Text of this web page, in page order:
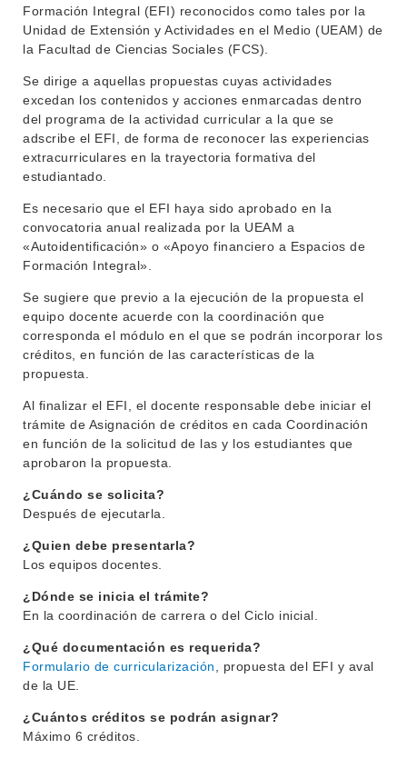
Formación Integral (EFI) reconocidos como tales por la
Unidad de Extensión y Actividades en el Medio (UEAM) de
la Facultad de Ciencias Sociales (FCS).
Se dirige a aquellas propuestas cuyas actividades
excedan los contenidos y acciones enmarcadas dentro
del programa de la actividad curricular a la que se
adscribe el EFI, de forma de reconocer las experiencias
extracurriculares en la trayectoria formativa del
estudiantado.
Es necesario que el EFI haya sido aprobado en la
convocatoria anual realizada por la UEAM a
«Autoidentificación» o «Apoyo financiero a Espacios de
Formación Integral».
Se sugiere que previo a la ejecución de la propuesta el
equipo docente acuerde con la coordinación que
corresponda el módulo en el que se podrán incorporar los
créditos, en función de las características de la
propuesta.
Al finalizar el EFI, el docente responsable debe iniciar el
trámite de Asignación de créditos en cada Coordinación
en función de la solicitud de las y los estudiantes que
aprobaron la propuesta.
¿Cuándo se solicita?
Después de ejecutarla.
¿Quien debe presentarla?
Los equipos docentes.
¿Dónde se inicia el trámite?
En la coordinación de carrera o del Ciclo inicial.
¿Qué documentación es requerida?
Formulario de curricularización , propuesta del EFI y aval
de la UE.
¿Cuántos créditos se podrán asignar?
Máximo 6 créditos.